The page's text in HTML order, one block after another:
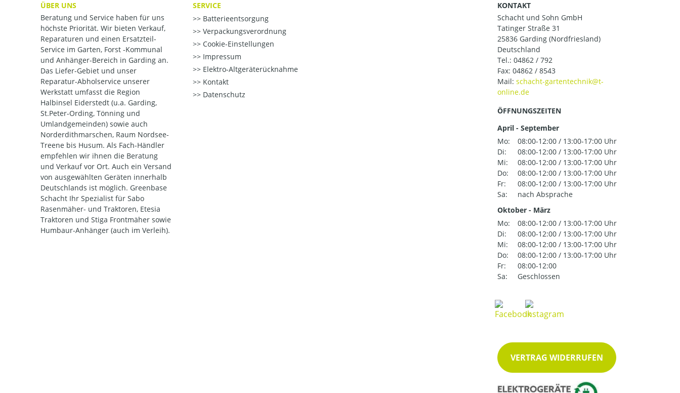
ÜBER UNS
Beratung und Service haben für uns
höchste Priorität. Wir bieten Verkauf,
Reparaturen und einen Ersatzteil-
Service im Garten, Forst -Kommunal
und Anhänger-Bereich in Garding an.
Das Liefer-Gebiet und unser
Reparatur-Abholservice unserer
Werkstatt umfasst die Region
Halbinsel Eiderstedt (u.a. Garding,
St.Peter-Ording, Tönning und
Umlandgemeinden) sowie auch
Norderdithmarschen, Raum Nordsee-
Treene bis Husum. Als Fach-Händler
empfehlen wir ihnen die Beratung
und Verkauf vor Ort. Auch ein Versand
von ausgewählten Geräten innerhalb
Deutschlands ist möglich. Greenbase
Schacht Ihr Spezialist für Sabo
Rasenmäher- und Traktoren, Etesia
Traktoren und Stiga Frontmäher sowie
Humbaur-Anhänger (auch im Verleih).
SERVICE
Batterieentsorgung
Verpackungsverordnung
Cookie-Einstellungen
Impressum
Elektro-Altgeräterücknahme
Kontakt
Datenschutz
KONTAKT
Schacht und Sohn GmbH
Tatinger Straße 31
25836 Garding (Nordfriesland)
Deutschland
Tel.: 04862 / 792
Fax: 04862 / 8543
Mail:
ÖFFNUNGSZEITEN
April - September
Mo:
08:00-12:00 / 13:00-17:00 Uhr
Di:
08:00-12:00 / 13:00-17:00 Uhr
Mi:
08:00-12:00 / 13:00-17:00 Uhr
Do:
08:00-12:00 / 13:00-17:00 Uhr
Fr:
08:00-12:00 / 13:00-17:00 Uhr
Sa:
nach Absprache
Oktober - März
Mo:
08:00-12:00 / 13:00-17:00 Uhr
Di:
08:00-12:00 / 13:00-17:00 Uhr
Mi:
08:00-12:00 / 13:00-17:00 Uhr
Do:
08:00-12:00 / 13:00-17:00 Uhr
Fr:
08:00-12:00
Sa:
Geschlossen
VERTRAG WIDERRUFEN